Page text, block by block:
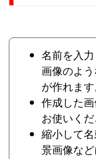
名前を入
画像のよ
が作れます
作成した
お使いくだ
縮小して
景画像など